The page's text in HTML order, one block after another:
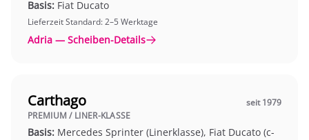
Basis: Fiat Ducato
Lieferzeit Standard: 2–5 Werktage
Adria — Scheiben-Details
Carthago
seit 1979
PREMIUM / LINER-KLASSE
Basis: Mercedes Sprinter (Linerklasse), Fiat Ducato (c-